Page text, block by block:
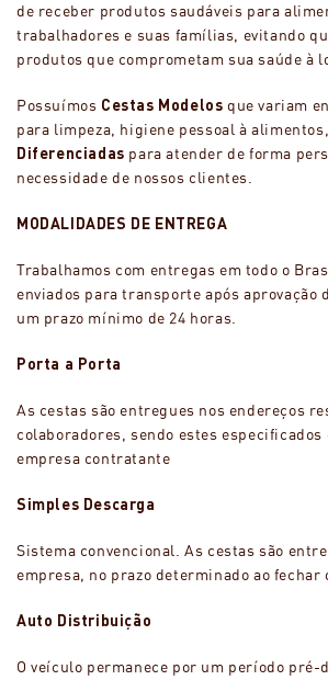
de receber produtos saudáveis para
trabalhadores e suas famílias, evitando
produtos que comprometam sua saúde à
Possuímos Cestas Modelos que variam
para limpeza, higiene pessoal à
Diferenciadas para atender de forma
necessidade de nossos clientes.
MODALIDADES DE ENTREGA
Trabalhamos com entregas em todo o
enviados para transporte após aprovação
um prazo mínimo de 24 horas.
Porta a Porta
As cestas são entregues nos endereços
colaboradores, sendo estes especificados
empresa contratante
Simples Descarga
Sistema convencional. As cestas são
empresa, no prazo determinado ao fechar
Auto Distribuição
O veículo permanece por um período pré-